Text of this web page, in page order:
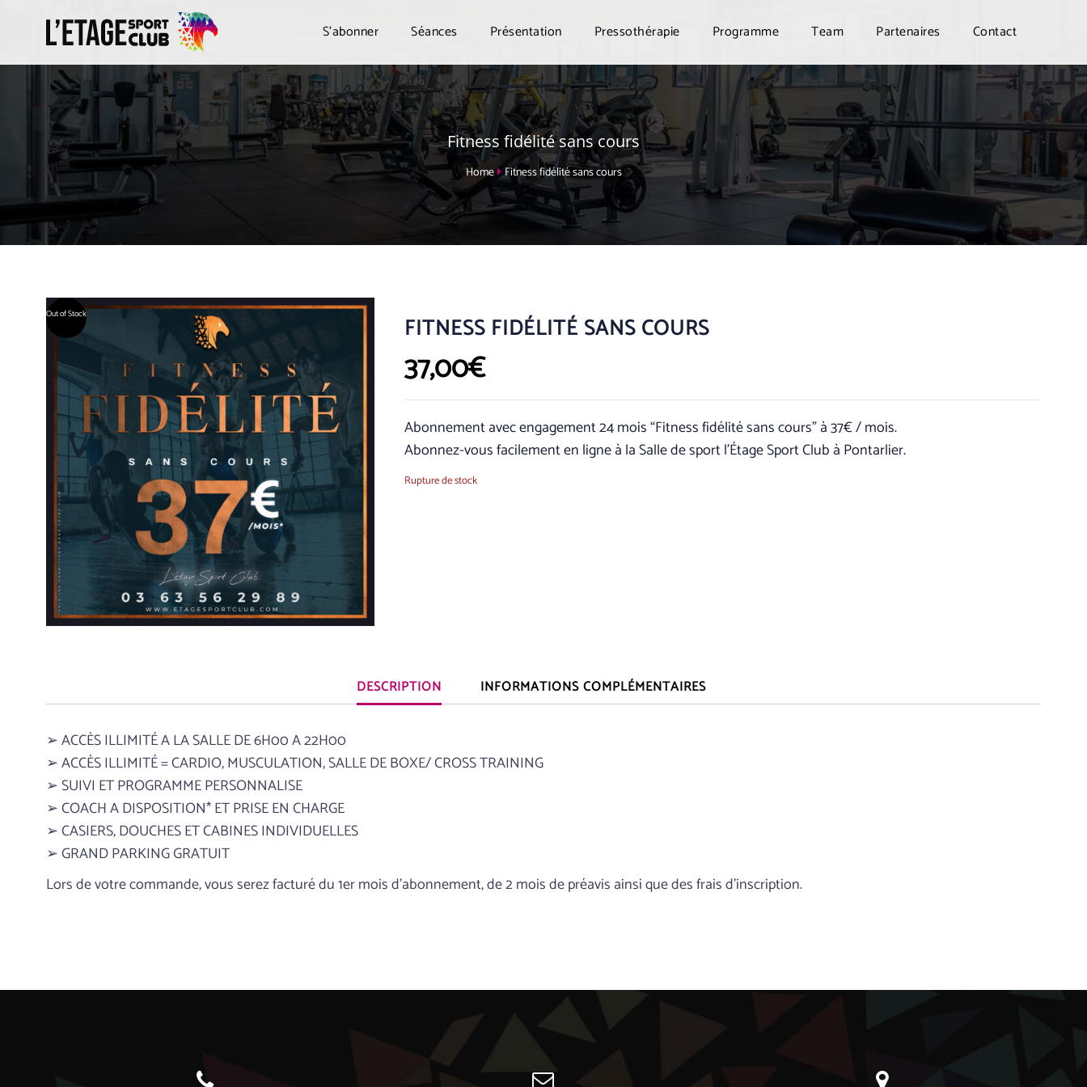
S’abonner Séances Présentation Pressothérapie Programme Team Partenaires Contact
Fitness fidélité sans cours
Home Fitness fidélité sans cours
Out of Stock FITNESS FIDÉLITÉ SANS COURS
37,00€
Abonnement avec engagement 24 mois “Fitness fidélité sans cours” à 37€ / mois.
Abonnez-vous facilement en ligne à la Salle de sport l’Étage Sport Club à Pontarlier.
Rupture de stock
DESCRIPTION INFORMATIONS COMPLÉMENTAIRES
➢ ACCÈS ILLIMITÉ A LA SALLE DE 6H00 A 22H00
➢ ACCÈS ILLIMITÉ = CARDIO, MUSCULATION, SALLE DE BOXE/ CROSS TRAINING
➢ SUIVI ET PROGRAMME PERSONNALISE
➢ COACH A DISPOSITION* ET PRISE EN CHARGE
➢ CASIERS, DOUCHES ET CABINES INDIVIDUELLES
➢ GRAND PARKING GRATUIT
Lors de votre commande, vous serez facturé du 1er mois d’abonnement, de 2 mois de préavis ainsi que des frais d’inscription.